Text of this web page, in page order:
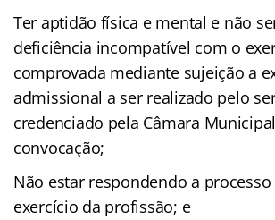
Ter aptidão física e mental e não
deficiência incompatível com o
comprovada mediante sujeição a
admissional a ser realizado pelo
credenciado pela Câmara
convocação;
Não estar respondendo a
exercício da profissão; e